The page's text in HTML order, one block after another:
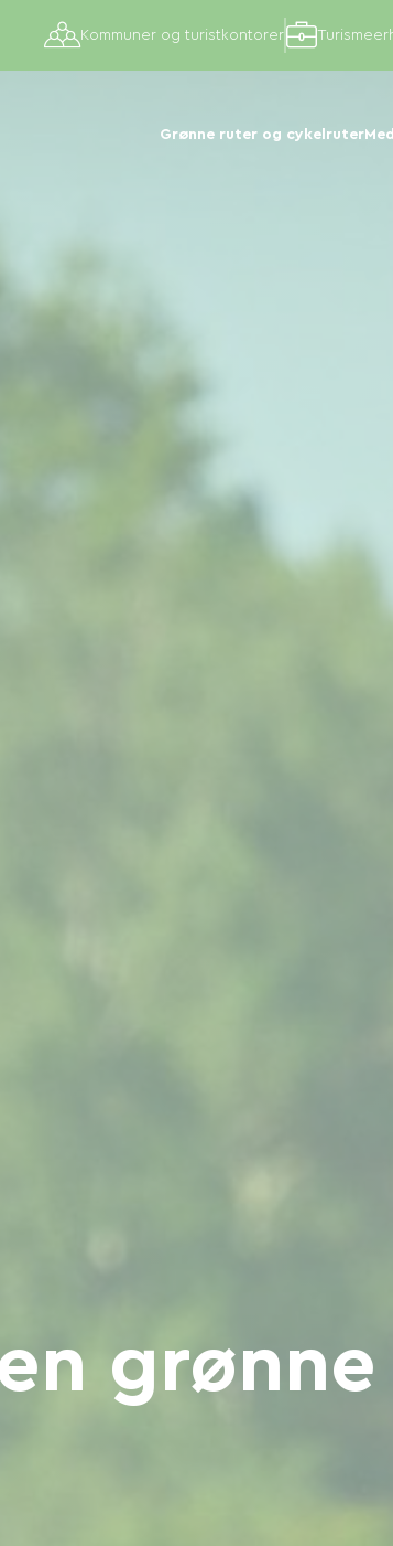
Grønne ruter og cykelruter
Kommuner og turistkontorer